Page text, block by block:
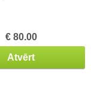
€ 80.00
Atvērt